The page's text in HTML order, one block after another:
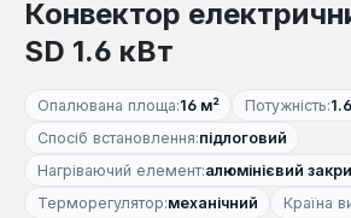
Конвектор
SD 1.6 кВт
Опалювана площа:16 м² Потужність:
Спосіб встановлення:підлоговий
Нагріваючий елемент:алюмінієвий
Терморегулятор:механічний Країна